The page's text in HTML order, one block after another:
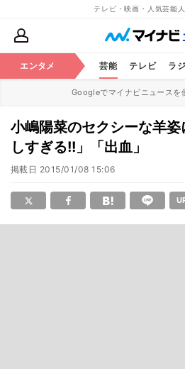
テレビ・映画・人気芸能
エンタメ 芸能 テレビ ラ
Googleでマイナビニュースを
小嶋陽菜のセクシーな羊
しすぎる!!」「出血」
掲載日 2015/01/08 15:06